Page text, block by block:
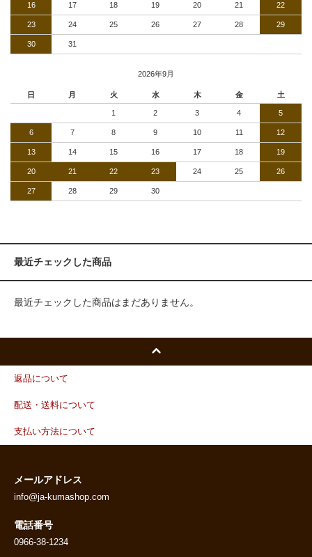
16 17 18 19 20 21 22
23 24 25 26 27 28 29
30 31
2026年9月
日 月 火 水 木 金 土
1 2 3 4 5
6 7 8 9 10 11 12
13 14 15 16 17 18 19
20 21 22 23 24 25 26
27 28 29 30
最近チェックした商品
最近チェックした商品はまだありません。
返品について
配送・送料について
支払い方法について
メールアドレス
info@ja-kumashop.com
電話番号
0966-38-1234